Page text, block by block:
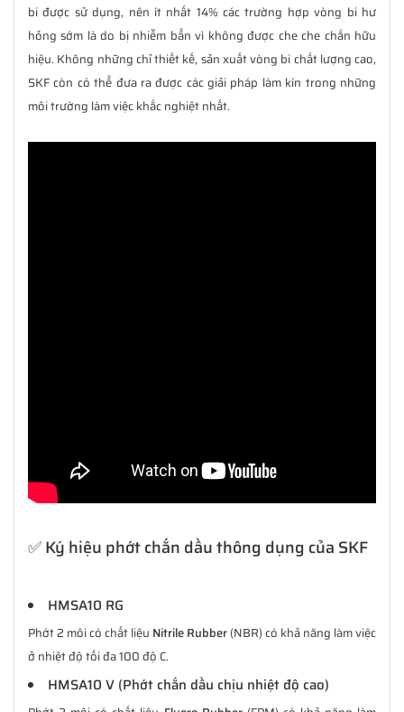
bi được sử dụng, nên ít nhất 14% các trường hợp vòng bi hư
hỏng sớm là do bị nhiễm bẩn vì không được che che chắn hữu
hiệu. Không những chỉ thiết kế, sản xuất vòng bi chất lượng cao,
SKF còn có thể đưa ra được các giải pháp làm kín trong những
môi trường làm việc khắc nghiệt nhất.
✅ Ký hiệu phớt chắn dầu thông dụng của SKF
HMSA10 RG
Phớt 2 môi có chất liệu Nitrile Rubber(NBR) có khả năng làm việc
ở nhiệt độ tối đa 100 độ C.
HMSA10 V (Phớt chắn dầu chịu nhiệt độ cao)